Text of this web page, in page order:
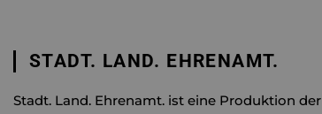
STADT. LAND. EHRENAMT.
Stadt. Land. Ehrenamt. ist eine Produktion der